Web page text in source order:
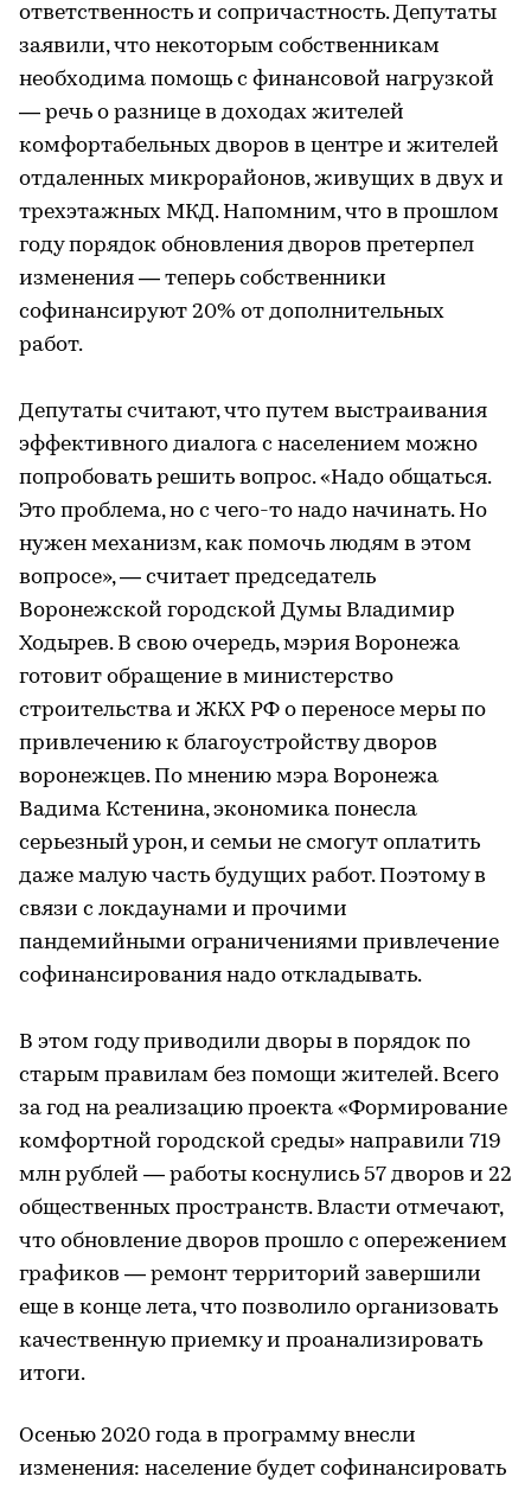
ответственность и сопричастность. Депутаты
заявили, что некоторым собственникам
необходима помощь с финансовой нагрузкой
— речь о разнице в доходах жителей
комфортабельных дворов в центре и жителей
отдаленных микрорайонов, живущих в двух и
трехэтажных МКД. Напомним, что в прошлом
году порядок обновления дворов претерпел
изменения — теперь собственники
софинансируют 20% от дополнительных
работ.
Депутаты считают, что путем выстраивания
эффективного диалога с населением можно
попробовать решить вопрос. «Надо общаться.
Это проблема, но с чего-то надо начинать. Но
нужен механизм, как помочь людям в этом
вопросе», — считает председатель
Воронежской городской Думы Владимир
Ходырев. В свою очередь, мэрия Воронежа
готовит обращение в министерство
строительства и ЖКХ РФ о переносе меры по
привлечению к благоустройству дворов
воронежцев. По мнению мэра Воронежа
Вадима Кстенина, экономика понесла
серьезный урон, и семьи не смогут оплатить
даже малую часть будущих работ. Поэтому в
связи с локдаунами и прочими
пандемийными ограничениями привлечение
софинансирования надо откладывать.
В этом году приводили дворы в порядок по
старым правилам без помощи жителей. Всего
за год на реализацию проекта «Формирование
комфортной городской среды» направили 719
млн рублей — работы коснулись 57 дворов и 22
общественных пространств. Власти отмечают,
что обновление дворов прошло с опережением
графиков — ремонт территорий завершили
еще в конце лета, что позволило организовать
качественную приемку и проанализировать
итоги.
Осенью 2020 года в программу внесли
изменения: население будет софинансировать